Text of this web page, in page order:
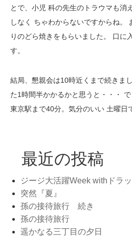
とで、小児 科の先生のトラウマも消
しなく ちゃわからないですからね。
りのどら焼きをもらいました。 口に
す。
結局、懇親会は10時近くまで続きま
た1時間半かかるかと思うと・・・
東京駅まで40分。気分のいい 土曜
最近の投稿
ジージ大活躍Week withドラ
突然『夏』
孫の接待旅行 続き
孫の接待旅行
遥かなる三丁目の夕日